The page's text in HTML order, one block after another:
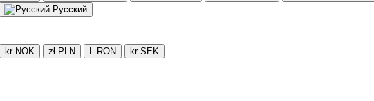
Русский
kr NOK zł PLN L RON kr SEK